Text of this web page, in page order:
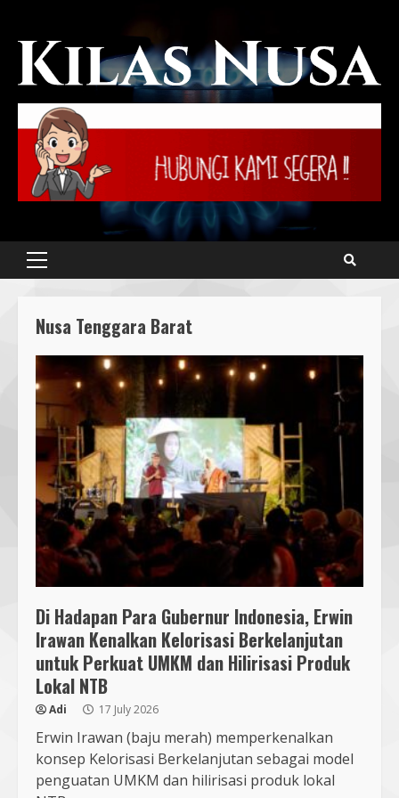
content
Primary
Nusa Tenggara Barat
Di Hadapan Para Gubernur Indonesia, Erwin
Irawan Kenalkan Kelorisasi Berkelanjutan
untuk Perkuat UMKM dan Hilirisasi Produk
Lokal NTB
Adi 17 July 2026
Erwin Irawan (baju merah) memperkenalkan
konsep Kelorisasi Berkelanjutan sebagai model
penguatan UMKM dan hilirisasi produk lokal
Bukan Sekadar Bersih-Bersih, KKN
UMMAT dan Warga Sesela Perkuat
Ketangguhan Desa dari Risiko
Bencana